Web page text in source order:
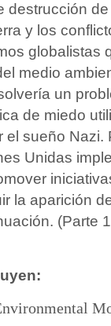
destrucción
y los
globalistas
medio
un
de miedo
sueño Nazi.
Unidas
la aparición
(Parte